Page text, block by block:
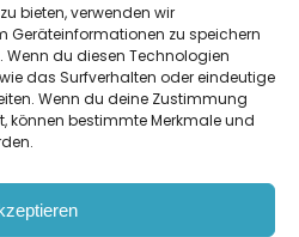
bieten, verwenden wir
Geräteinformationen zu speichern
du diesen Technologien
das Surfverhalten oder eindeutige
Wenn du deine Zustimmung
können bestimmte Merkmale und
Service von
Real GmbH
12
| Österreich